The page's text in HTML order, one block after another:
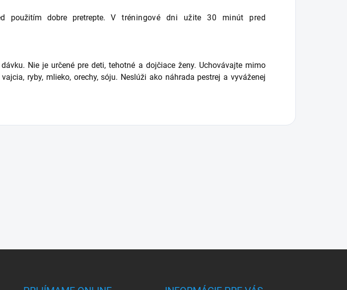
použitím dobre pretrepte.V tréningové dni užite 30 minút pred
Nie je určené pre deti, tehotné a dojčiace ženy. Uchovávajte mimo
ryby, mlieko, orechy, sóju. Neslúži ako náhrada pestrej a vyváženej